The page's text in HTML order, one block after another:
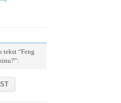
tekst “Feng